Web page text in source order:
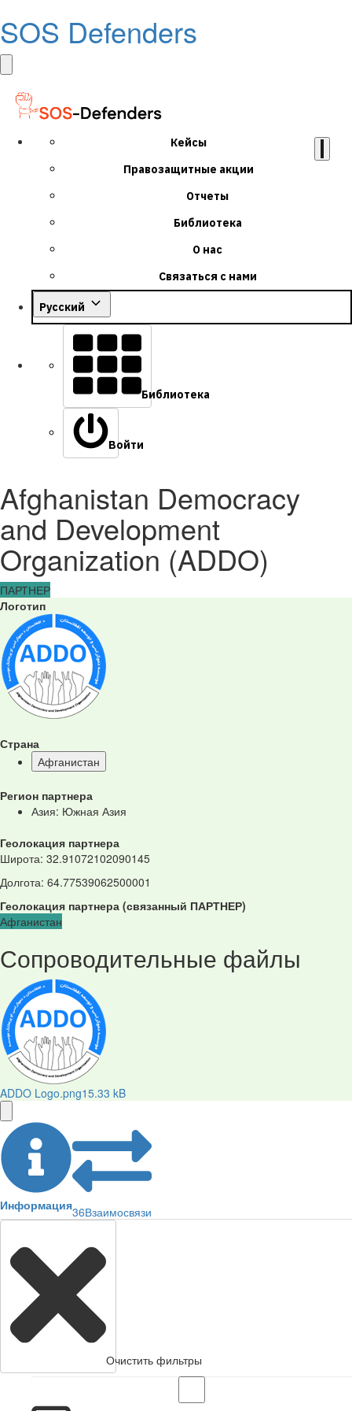
SOS Defenders
Кейсы
Правозащитные акции
Отчеты
Библиотека
О нас
Связаться с нами
Русский
Библиотека
Войти
Afghanistan Democracy
and Development
Organization (ADDO)
ПАРТНЕР
Логотип
Страна
Афганистан
Регион партнера
Азия: Южная Азия
Геолокация партнера
Широта: 32.91072102090145
Долгота: 64.77539062500001
Геолокация партнера (связанный ПАРТНЕР)
Афганистан
Сопроводительные файлы
ADDO Logo.png15.33 kB
Информация36Взаимосвязи
Очистить фильтры